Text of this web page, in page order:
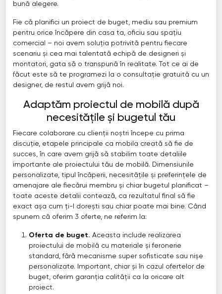
bună alegere.
Fie că planifici un proiect de buget, mediu sau premium
pentru orice încăpere din casa ta, oficiu sau spațiu
comercial – noi avem soluția potrivită pentru fiecare
scenariu și cea mai talentată echipă de designeri și
montatori, gata să o transpună în realitate. Tot ce ai de
făcut este să te programezi la o consultație gratuită cu un
designer, de restul avem grijă noi.
Adaptăm proiectul de mobilă după
necesitățile și bugetul tău
Fiecare colaborare cu clienții noștri începe cu prima
discuție, etapele principale ca mobila creată să fie de
succes, în care avem grijă să stabilim toate detaliile
importante ale proiectului tău de mobilă. Dimensiunile
personalizate, tipul încăperii, necesitățile și preferințele de
amenajare ale fiecărui membru și chiar bugetul planificat –
toate aceste detalii contează, ca rezultatul final să fie
exact așa cum ți-l dorești sau chiar poate mai bine. Când
spunem că oferim 3 oferte, ne referim la:
Oferta de buget. Aceasta include realizarea
proiectului de mobilă cu materiale și feronerie
standard, fără mecanisme super sofisticate sau nișe
personalizate. Important, chiar și în cazul ofertelor de
buget, oferim garanția calității ca la oricare alt
proiect.